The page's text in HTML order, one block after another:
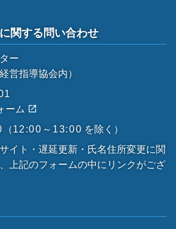
関する問い合わせ
ー
営指導協会内）
ーム
（12:00～13:00 を除く）
イト・遅延更新・氏名住所変更に関
上記のフォームの中にリンクがござ